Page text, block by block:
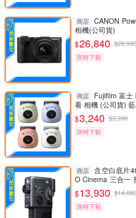
商店 CANON
相機(公司貨)
$26,840 $
限時下殺
商店
Fujifilm 富士
看 相機 (公司貨)
$3,240 $3,390
限時下殺
商店 含空白底片
O Cinema 三合一
貨)
$13,930 $
限時下殺